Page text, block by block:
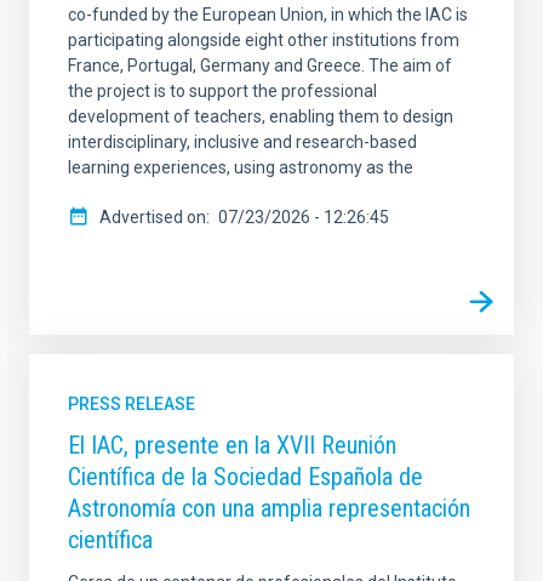
co-funded by the European Union, in which the IAC is
participating alongside eight other institutions from
France, Portugal, Germany and Greece. The aim of
the project is to support the professional
development of teachers, enabling them to design
interdisciplinary, inclusive and research-based
learning experiences, using astronomy as the
Advertised on 07/23/2026 - 12:26:45
PRESS RELEASE
El IAC, presente en la XVII Reunión
Científica de la Sociedad Española de
Astronomía con una amplia representación
científica